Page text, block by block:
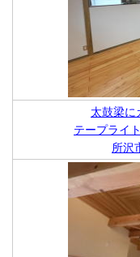
太鼓梁に
テープライ
所沢